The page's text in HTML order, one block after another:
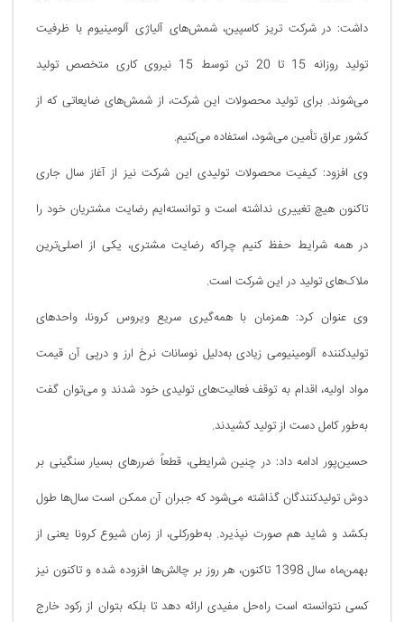
داشت: در شرکت تریز کاسپین، شمش‌های آلیاژی آلومینیوم با ظرفیت
تولید روزانه 15 تا 20 تن توسط 15 نیروی کاری متخصص تولید
می‌شوند. برای تولید محصولات این شرکت، از شمش‌های ضایعاتی که از
کشور عراق تأمین می‌شود، استفاده می‌کنیم.
وی افزود: کیفیت محصولات تولیدی این شرکت نیز از آغاز سال جاری
تاکنون هیچ تغییری نداشته است و توانسته‌ایم رضایت مشتریان خود را
در همه شرایط حفظ کنیم چراکه رضایت مشتری، یکی از اصلی‌ترین
ملاک‌های تولید در این شرکت است.
وی عنوان کرد: همزمان با همه‌گیری سریع ویروس کرونا، واحدهای
تولیدکننده آلومینیومی زیادی به‌دلیل نوسانات نرخ ارز و درپی آن قیمت
مواد اولیه، اقدام به توقف فعالیت‌های تولیدی خود شدند و می‌توان گفت
به‌‌طور کامل دست از تولید کشیدند.
حسین‌پور ادامه داد: در چنین شرایطی، قطعاً ضررهای بسیار سنگینی بر
دوش تولیدکنندگان گذاشته می‌شود که جبران آن ممکن است سال‌ها طول
بکشد و شاید هم صورت نپذیرد. به‌طورکلی، از زمان شیوع کرونا یعنی از
بهمن‌ماه سال 1398 تاکنون، هر روز بر چالش‌ها افزوده شده و تاکنون نیز
کسی نتوانسته است راه‌حل مفیدی ارائه دهد تا بلکه بتوان از رکود خارج